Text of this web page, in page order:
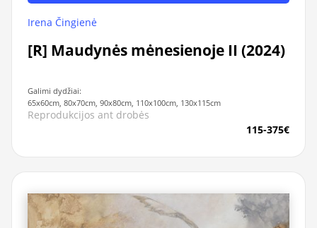
Irena Čingienė
[R] Maudynės mėnesienoje II (2024)
Galimi dydžiai:
65x60cm, 80x70cm, 90x80cm, 110x100cm, 130x115cm
Reprodukcijos ant drobės
115-375€